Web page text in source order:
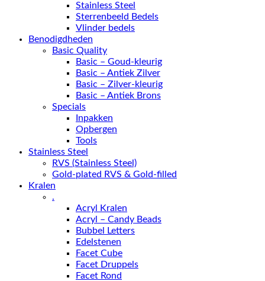
Stainless Steel
Sterrenbeeld Bedels
Vlinder bedels
Benodigdheden
Basic Quality
Basic – Goud-kleurig
Basic – Antiek Zilver
Basic – Zilver-kleurig
Basic – Antiek Brons
Specials
Inpakken
Opbergen
Tools
Stainless Steel
RVS (Stainless Steel)
Gold-plated RVS & Gold-filled
Kralen
.
Acryl Kralen
Acryl – Candy Beads
Bubbel Letters
Edelstenen
Facet Cube
Facet Druppels
Facet Rond